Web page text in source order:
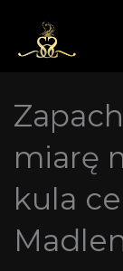
treści
miarę
kula